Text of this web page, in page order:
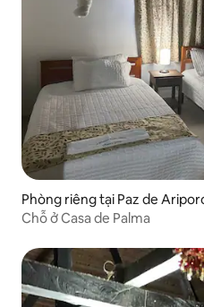
Phòng riêng tại Paz de
Chỗ ở Casa de Palma